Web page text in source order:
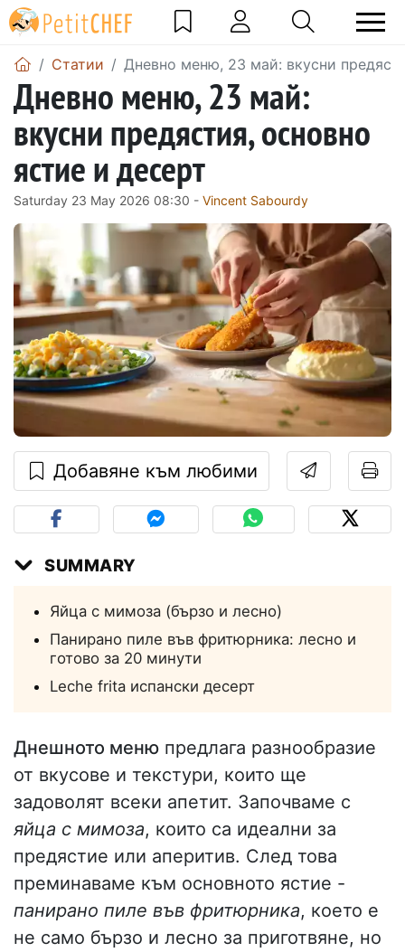
Статии Дневно меню, 23 май: вкусни
Дневно меню, 23 май:
вкусни предястия, основно
ястие и десерт
Saturday 23 May 2026 08:30 - Vincent Sabourdy
Добавяне към любими
SUMMARY
Яйца с мимоза (бързо и лесно)
Панирано пиле във фритюрника: лесно и
готово за 20 минути
Leche frita испански десерт
Днешното меню предлага разнообразие
от вкусове и текстури, които ще
задоволят всеки апетит. Започваме с
яйца с мимоза, които са идеални за
предястие или аперитив. След това
преминаваме към основното ястие -
панирано пиле във фритюрника, което е
не само бързо и лесно за приготвяне, но